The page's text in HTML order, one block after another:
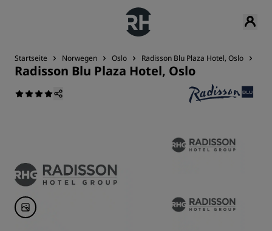
Startseite Norwegen Oslo Radisson Blu Plaza Hotel, Oslo
Radisson Blu Plaza Hotel, Oslo